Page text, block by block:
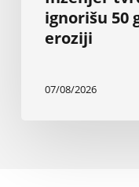
ignorišu 50
eroziji
07/08/2026